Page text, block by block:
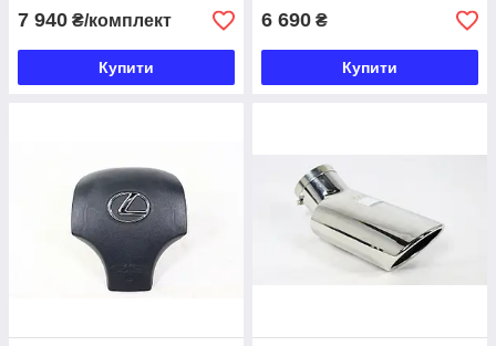
7 940 ₴/комплект
Купити
6 690 ₴
Купити